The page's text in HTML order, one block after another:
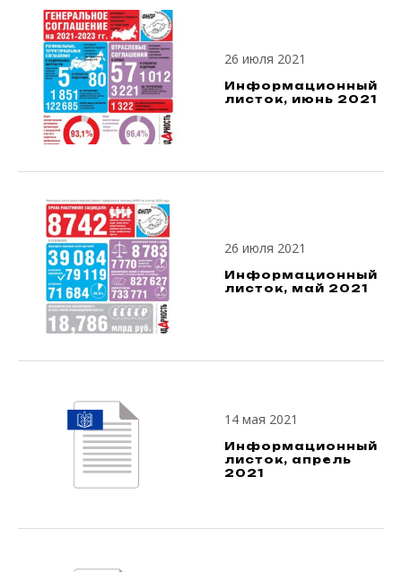
26 июля 2021
Информационный
листок, июнь 2021
26 июля 2021
Информационный
листок, май 2021
14 мая 2021
Информационный
листок, апрель
2021